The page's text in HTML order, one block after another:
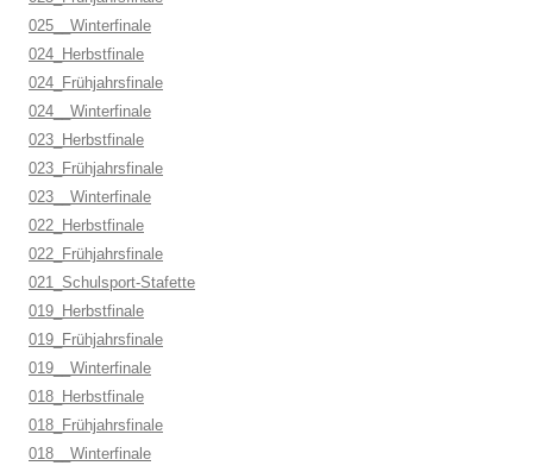
025__Winterfinale
024_Herbstfinale
024_Frühjahrsfinale
024__Winterfinale
023_Herbstfinale
023_Frühjahrsfinale
023__Winterfinale
022_Herbstfinale
022_Frühjahrsfinale
021_Schulsport-Stafette
019_Herbstfinale
019_Frühjahrsfinale
019__Winterfinale
018_Herbstfinale
018_Frühjahrsfinale
018__Winterfinale